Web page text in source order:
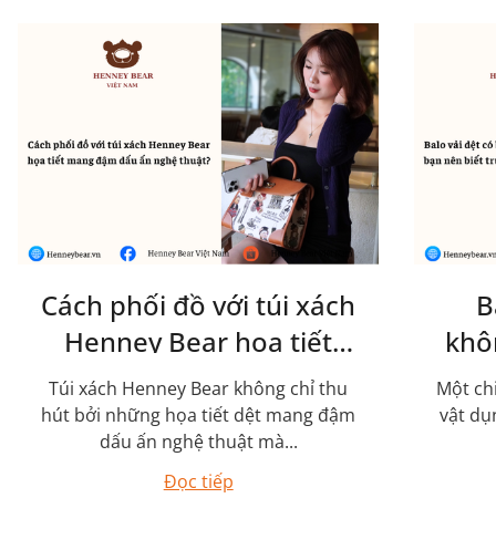
Cách phối đồ với túi xách
Henney Bear họa tiết
mang đậm dấu ấn nghệ
thuật?
Túi xách Henney Bear không chỉ thu
hút bởi những họa tiết dệt mang đậm
dấu ấn nghệ thuật mà...
Đọc tiếp
Một
vật